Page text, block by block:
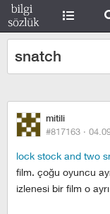
snatch
mitili
#817163 ·
lock stock and two
film. çoğu oyuncu
izlenesi bir film o